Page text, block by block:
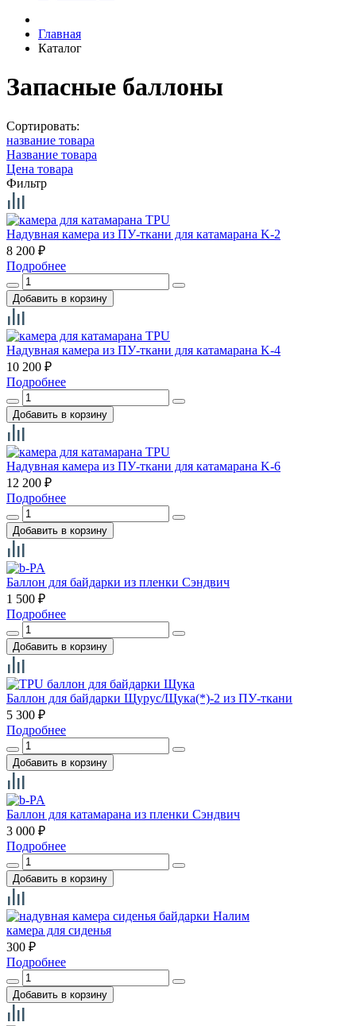
Главная
Каталог
Запасные баллоны
Сортировать:
название товара
Название товара
Цена товара
Фильтр
Hадувная камера из ПУ-ткани для катамарана K-2
8 200 ₽
Подробнее
Hадувная камера из ПУ-ткани для катамарана K-4
10 200 ₽
Подробнее
Hадувная камера из ПУ-ткани для катамарана K-6
12 200 ₽
Подробнее
Баллон для байдарки из пленки Сэндвич
1 500 ₽
Подробнее
Баллон для байдарки Щурус/Щука(*)-2 из ПУ-ткани
5 300 ₽
Подробнее
Баллон для катамарана из пленки Сэндвич
3 000 ₽
Подробнее
камера для сиденья
300 ₽
Подробнее